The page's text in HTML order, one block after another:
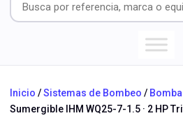
Inicio /Sistemas de Bombeo /
Sumergible IHM WQ25-7-1.5 · 2 HP